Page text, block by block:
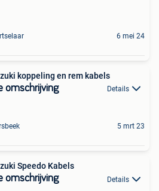
6 mei 24
koppeling en rem kabels
omschrijving Details
5 mrt 23
Speedo Kabels
omschrijving Details